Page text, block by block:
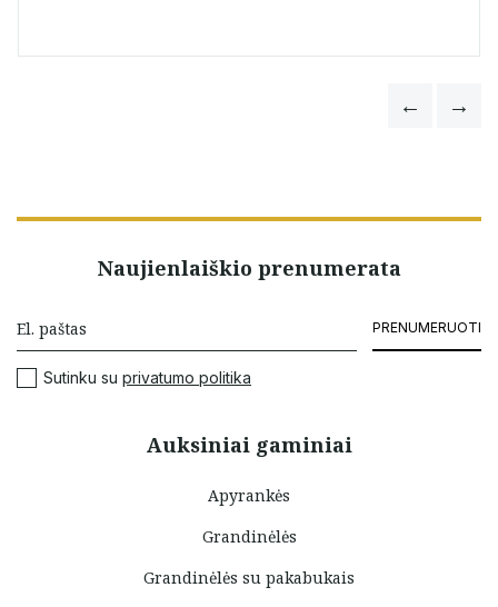
Auksiniai gaminiai
Apyrankės
Grandinėlės
Grandinėlės su pakabukais
Naujienlaiškio prenumerata
PRENUMERUOTI
Sutinku su privatumo politika